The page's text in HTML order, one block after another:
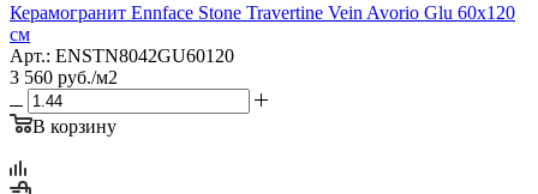
Керамогранит Ennface Stone Travertine Vein Avorio Glu 60x120
см
Арт.: ENSTN8042GU60120
3 560 руб./м2
В корзину